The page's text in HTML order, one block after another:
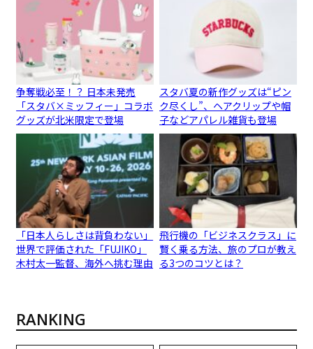
争奪戦必至！？ 日本未発売
「スタバ×ミッフィー」コラボ
グッズが北米限定で登場
スタバ夏の新作グッズは“ピン
ク尽くし”、ヘアクリップや帽
子などアパレル雑貨も登場
「日本人らしさは背負わない」
世界で評価された「FUJIKO」
木村太一監督、海外へ挑む理由
飛行機の「ビジネスクラス」に
賢く乗る方法、旅のプロが教え
る3つのコツとは？
RANKING